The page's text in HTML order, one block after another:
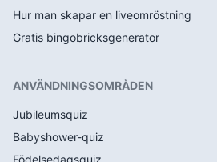
Hur man skapar en liveomröstning
Gratis bingobricksgenerator
ANVÄNDNINGSOMRÅDEN
Jubileumsquiz
Babyshower-quiz
Födelsedagsquiz